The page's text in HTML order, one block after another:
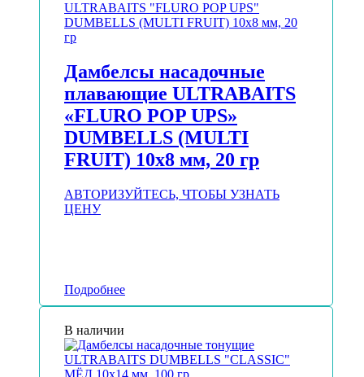
Дамбелсы насадочные
плавающие ULTRABAITS
«FLURO POP UPS»
DUMBELLS (MULTI
FRUIT) 10х8 мм, 20 гр
АВТОРИЗУЙТЕСЬ, ЧТОБЫ УЗНАТЬ
ЦЕНУ
Подробнее
В наличии